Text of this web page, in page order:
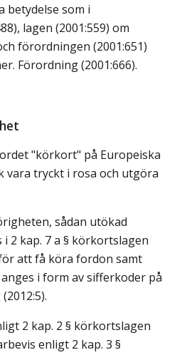
betydelse som i
lagen (2001:559) om
förordningen (2001:651)
Förordning (2001:666).
"körkort" på Europeiska
vara tryckt i rosa och utgöra
sådan utökad
2 kap. 7 a § körkortslagen
att få köra fordon samt
i form av sifferkoder på
2 kap. 2 § körkortslagen
enligt 2 kap. 3 §